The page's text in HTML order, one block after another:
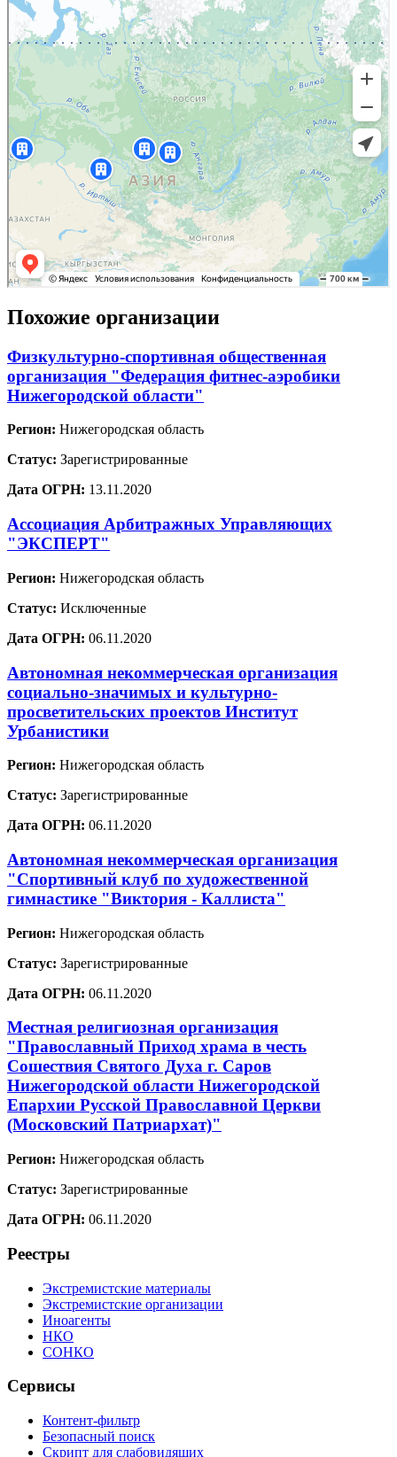
Похожие организации
Физкультурно-спортивная общественная
организация "Федерация фитнес-аэробики
Нижегородской области"
Регион: Нижегородская область
Статус: Зарегистрированные
Дата ОГРН: 13.11.2020
Ассоциация Арбитражных Управляющих
"ЭКСПЕРТ"
Регион: Нижегородская область
Статус: Исключенные
Дата ОГРН: 06.11.2020
Автономная некоммерческая организация
социально-значимых и культурно-
просветительских проектов Институт
Урбанистики
Регион: Нижегородская область
Статус: Зарегистрированные
Дата ОГРН: 06.11.2020
Автономная некоммерческая организация
"Спортивный клуб по художественной
гимнастике "Виктория - Каллиста"
Регион: Нижегородская область
Статус: Зарегистрированные
Дата ОГРН: 06.11.2020
Местная религиозная организация
"Православный Приход храма в честь
Сошествия Святого Духа г. Саров
Нижегородской области Нижегородской
Епархии Русской Православной Церкви
(Московский Патриархат)"
Регион: Нижегородская область
Статус: Зарегистрированные
Дата ОГРН: 06.11.2020
Реестры
Экстремистские материалы
Экстремистские организации
Иноагенты
НКО
СОНКО
Сервисы
Контент-фильтр
Безопасный поиск
Скрипт для слабовидящих